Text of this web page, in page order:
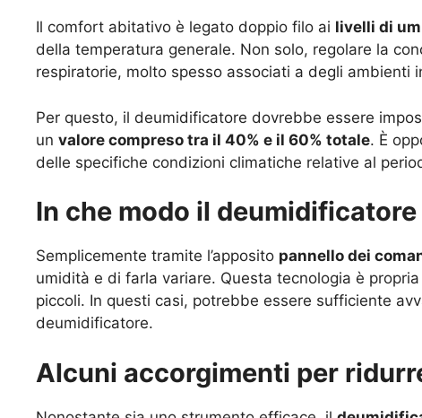
Il comfort abitativo è legato doppio filo ai livelli di
della temperatura generale. Non solo, regolare la
respiratorie, molto spesso associati a degli
Per questo, il deumidificatore dovrebbe essere
un valore compreso tra il 40% e il 60% totale. È
delle specifiche condizioni climatiche relative al
In che modo il
Semplicemente tramite l’apposito pannello dei
umidità e di farla variare. Questa tecnologia è
piccoli. In questi casi, potrebbe essere sufficiente
deumidificatore.
Alcuni accorgimenti per